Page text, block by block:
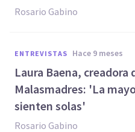
Rosario Gabino
ENTREVISTAS hace 9 meses
Laura Baena, creadora
Malasmadres: 'La
sienten solas'
Rosario Gabino